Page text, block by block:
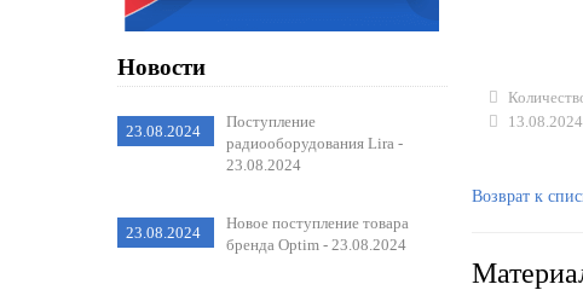
Новости
23.08.2024
Поступление
радиооборудования Lira -
23.08.2024
23.08.2024
Новое поступление товара
бренда Optim - 23.08.2024
13.08.2024
Возврат к